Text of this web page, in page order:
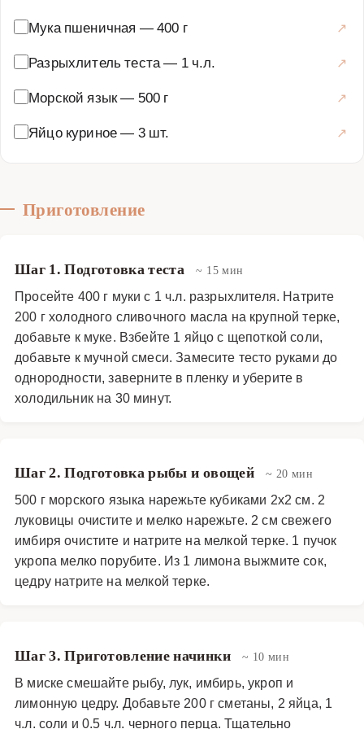
блюдо не только вкусное, но и полезное: морской язык
богат белком, омега-3 кислотами и витаминами, а
имбирь улучшает пищеварение и укрепляет иммунитет.
Рецепт допускает вариации — например, добавление
большей сытности. Освоив этот пирог, вы получите
Основные блюда·Рыбные блюда
Мука пшеничная —400 г
Разрыхлитель теста— 1 ч.л.
Морской язык— 500 г
Яйцо куриное— 3 шт.
Приготовление
Шаг 1. Подготовка теста ~ 15 мин
Просейте 400 г муки с 1 ч.л. разрыхлителя. Натрите
200 г холодного сливочного масла на крупной терке,
добавьте к муке. Взбейте 1 яйцо с щепоткой соли,
добавьте к мучной смеси. Замесите тесто руками до
однородности, заверните в пленку и уберите в
холодильник на 30 минут.
Шаг 2. Подготовка рыбы и овощей ~ 20 мин
500 г морского языка нарежьте кубиками 2х2 см. 2
луковицы очистите и мелко нарежьте. 2 см свежего
имбиря очистите и натрите на мелкой терке. 1 пучок
укропа мелко порубите. Из 1 лимона выжмите сок,
цедру натрите на мелкой терке.
Шаг 3. Приготовление начинки ~ 10 мин
В миске смешайте рыбу, лук, имбирь, укроп и
лимонную цедру. Добавьте 200 г сметаны, 2 яйца, 1
ч.л. соли и 0.5 ч.л. черного перца. Тщательно